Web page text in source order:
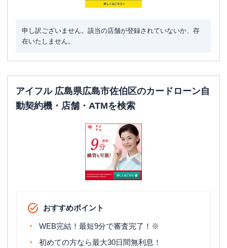
申し訳ございません。該当の店舗が登録されていないか、存
在いたしません。
アイフル 広島県広島市佐伯区のカードローン自
動契約機・店舗・ATMを検索
おすすめポイント
WEB完結！最短9分で審査完了！※
初めての方なら最大30日間無利息！